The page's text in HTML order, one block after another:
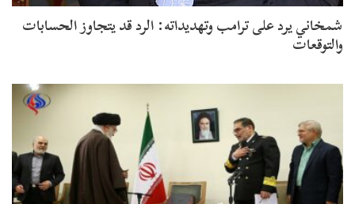
شمخاني يرد على ترامب وتهديداته: الرد قد يتجاوز الحسابات
والتوقعات